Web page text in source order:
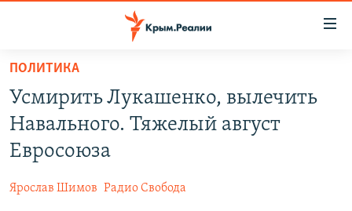
Вернуться
основному
содержанию
Вернутся
главной
навигации
СПЕЦПРОЕКТЫ
11 ЛЕТ ОККУПАЦИИ КРЫМА. 11 ИСТОРИЙ СОПРОТИВЛЕНИЯ
ВОДА
ЕЩЕ
ПОЛИТИКА
Усмирить Лукашенко, вылечить
Навального. Тяжелый август
Евросоюза
Ярослав Шимов Радио Свобода